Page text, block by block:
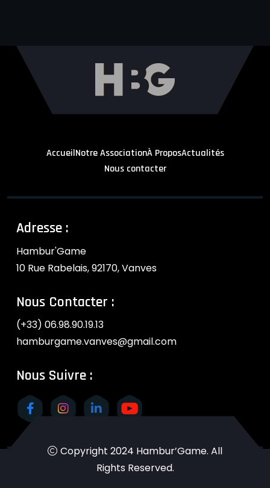
AccueilNotre AssociationÀ ProposActualités
Nous contacter
Adresse :
Hambur'Game
10 Rue Rabelais, 92170, Vanves
Nous Contacter :
(+33) 06.98.90.19.13
hamburgame.vanves@gmail.com
Nous Suivre :
Copyright 2024 Hambur’Game. All
Rights Reserved.